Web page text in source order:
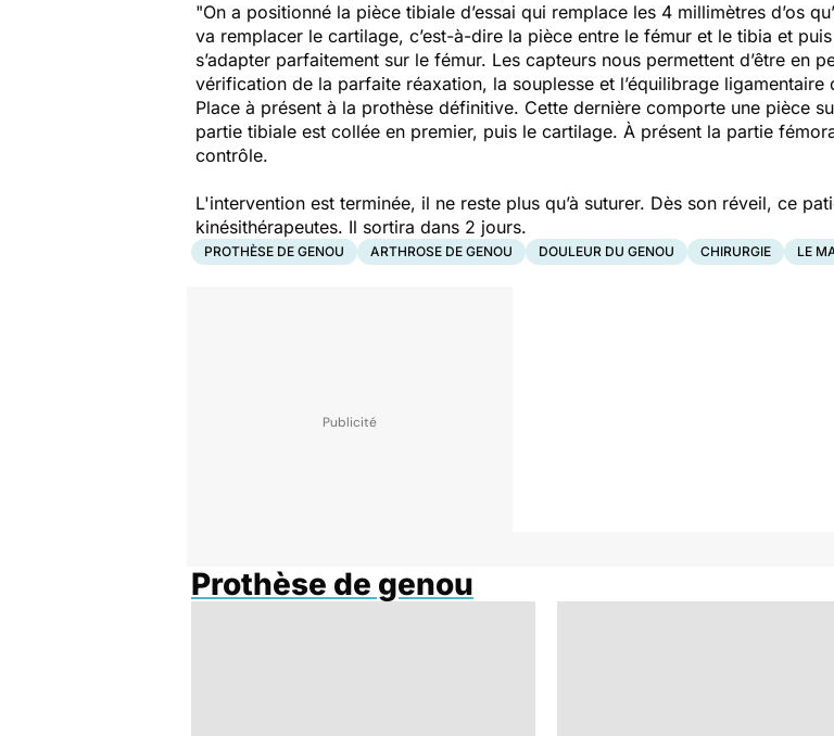
"On a positionné la pièce tibiale d’essai qui remplace les 4 millimètres d’os
va remplacer le cartilage, c’est-à-dire la pièce entre le fémur et le tibia et
s’adapter parfaitement sur le fémur. Les capteurs nous permettent d’être en
vérification de la parfaite réaxation, la souplesse et l’équilibrage ligamentaire
Place à présent à la prothèse définitive. Cette dernière comporte une pièce
partie tibiale est collée en premier, puis le cartilage. À présent la partie
contrôle.
L'intervention est terminée, il ne reste plus qu’à suturer. Dès son réveil, ce
kinésithérapeutes. Il sortira dans 2 jours.
PROTHÈSE DE GENOU ARTHROSE DE GENOU DOULEUR DU GENOU CHIRURGIE LE
Prothèse de genou